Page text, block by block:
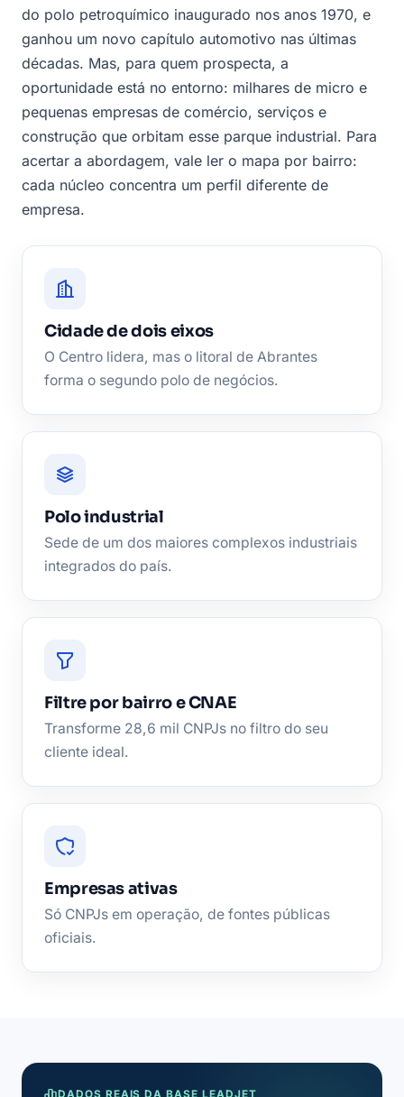
do polo petroquímico inaugurado nos anos 1970, e
ganhou um novo capítulo automotivo nas últimas
décadas. Mas, para quem prospecta, a
oportunidade está no entorno: milhares de micro e
pequenas empresas de comércio, serviços e
construção que orbitam esse parque industrial. Para
acertar a abordagem, vale ler o mapa por bairro:
cada núcleo concentra um perfil diferente de
empresa.
Cidade de dois eixos
O Centro lidera, mas o litoral de Abrantes
forma o segundo polo de negócios.
Polo industrial
Sede de um dos maiores complexos industriais
integrados do país.
Filtre por bairro e CNAE
Transforme 28,6 mil CNPJs no filtro do seu
cliente ideal.
Empresas ativas
Só CNPJs em operação, de fontes públicas
oficiais.
DADOS REAIS DA BASE LEADJET